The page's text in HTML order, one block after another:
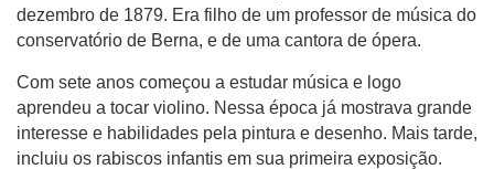
dezembro de 1879. Era filho de um professor de música do
conservatório de Berna, e de uma cantora de ópera.
Com sete anos começou a estudar música e logo
aprendeu a tocar violino. Nessa época já mostrava grande
interesse e habilidades pela pintura e desenho. Mais tarde,
incluiu os rabiscos infantis em sua primeira exposição.